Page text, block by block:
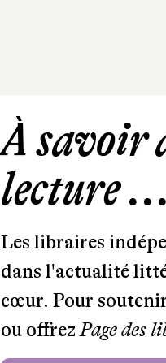
À savoir
lecture ...
Les libraires
dans l'actualité
cœur. Pour
ou offrezPage des